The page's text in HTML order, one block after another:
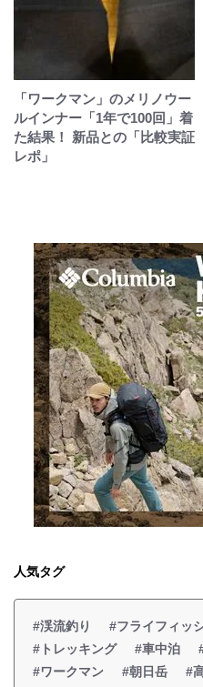
「ワークマン」のメリノウー
ルインナー「1年で100回」着
た結果！ 新品との「比較実証
レポ」
人気タグ
#渓流釣り #フライフィッ
#トレッキング
#車中泊
#ワークマン
#朝日岳 #